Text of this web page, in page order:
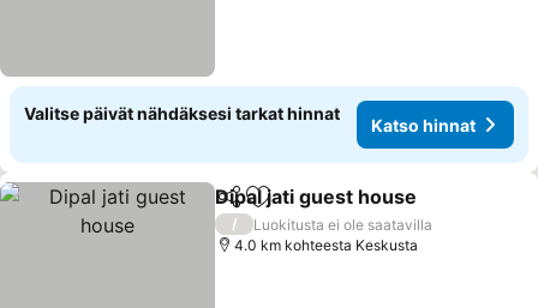
Valitse päivät nähdäksesi tarkat hinnat
Katso hinnat
Jaa Lisää suosikkeihin
Dipal jati guest house
/
Luokitusta ei ole saatavilla
4.0 km kohteesta Keskusta